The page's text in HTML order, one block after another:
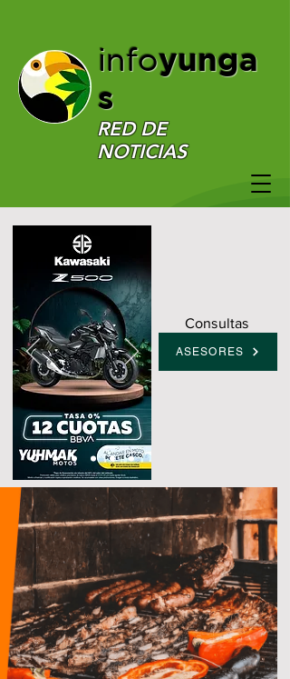
infoyunga
s
RED DE
NOTICIAS
Consultas
ASESORES